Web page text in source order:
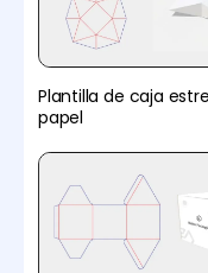
Plantilla de caja
papel